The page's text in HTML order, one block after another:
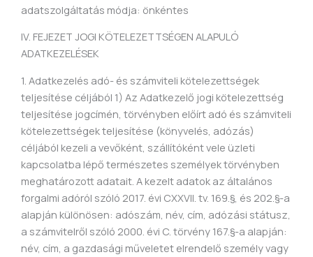
IV. FEJEZET JOGI KÖTELEZETTSÉGEN ALAPULÓ
ADATKEZELÉSEK
1. Adatkezelés adó- és számviteli kötelezettségek
teljesítése céljából 1) Az Adatkezelő jogi kötelezettség
teljesítése jogcímén, törvényben előírt adó és számviteli
kötelezettségek teljesítése (könyvelés, adózás)
céljából kezeli a vevőként, szállítóként vele üzleti
kapcsolatba lépő természetes személyek törvényben
meghatározott adatait. A kezelt adatok az általános
forgalmi adóról szóló 2017. évi CXXVII. tv. 169.§, és 202.§-a
alapján különösen: adószám, név, cím, adózási státusz,
a számvitelről szóló 2000. évi C. törvény 167.§-a alapján:
név, cím, a gazdasági műveletet elrendelő személy vagy